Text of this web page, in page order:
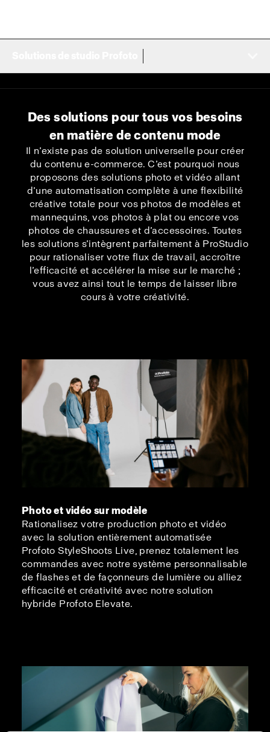
Des solutions pour tous vos besoins
en matière de contenu mode
Il n’existe pas de solution universelle pour créer
du contenu e-commerce. C’est pourquoi nous
proposons des solutions photo et vidéo allant
d’une automatisation complète à une flexibilité
créative totale pour vos photos de modèles et
mannequins, vos photos à plat ou encore vos
photos de chaussures et d’accessoires. Toutes
les solutions s’intègrent parfaitement à ProStudio
pour rationaliser votre flux de travail, accroître
l’efficacité et accélérer la mise sur le marché ;
vous avez ainsi tout le temps de laisser libre
cours à votre créativité.
Photo et vidéo sur modèle
Rationalisez votre production photo et vidéo
avec la solution entièrement automatisée
Profoto StyleShoots Live, prenez totalement les
commandes avec notre système personnalisable
de flashes et de façonneurs de lumière ou alliez
efficacité et créativité avec notre solution
hybride Profoto Elevate.